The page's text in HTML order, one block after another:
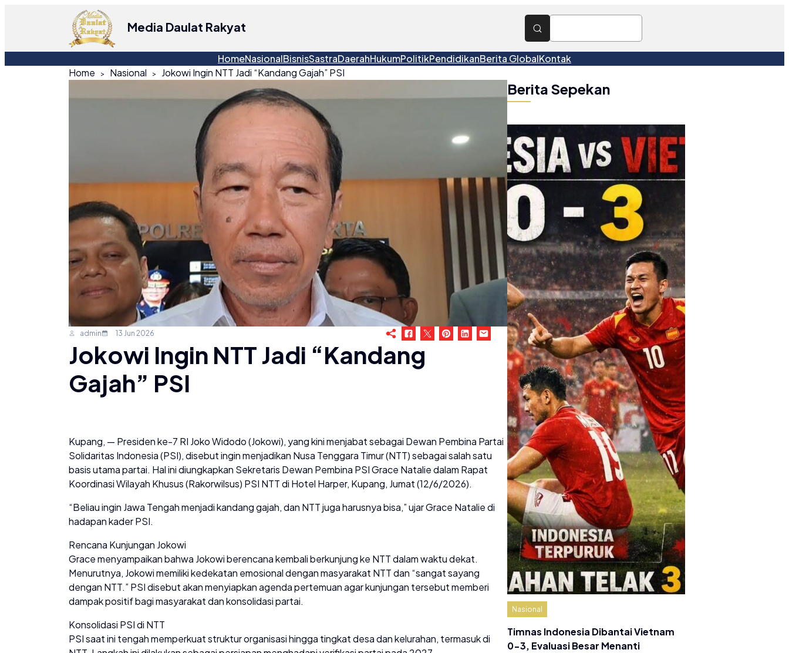
Media Daulat Rakyat
HomeNasionalBisnisSastraDaerahHukumPolitikPendidikanBerita GlobalKontak
Home
Nasional Jokowi Ingin NTT Jadi “Kandang Gajah” PSI
admin 13 Jun 2026
Jokowi Ingin NTT Jadi “Kandang
Gajah” PSI
Kupang, — Presiden ke-7 RI Joko Widodo (Jokowi), yang kini menjabat sebagai Dewan Pembina Partai
Solidaritas Indonesia (PSI), disebut ingin menjadikan Nusa Tenggara Timur (NTT) sebagai salah satu
basis utama partai. Hal ini diungkapkan Sekretaris Dewan Pembina PSI Grace Natalie dalam Rapat
Koordinasi Wilayah Khusus (Rakorwilsus) PSI NTT di Hotel Harper, Kupang, Jumat (12/6/2026).
“Beliau ingin Jawa Tengah menjadi kandang gajah, dan NTT juga harusnya bisa,” ujar Grace Natalie di
hadapan kader PSI.
Rencana Kunjungan Jokowi
Grace menyampaikan bahwa Jokowi berencana kembali berkunjung ke NTT dalam waktu dekat.
Menurutnya, Jokowi memiliki kedekatan emosional dengan masyarakat NTT dan “sangat sayang
dengan NTT.” PSI disebut akan menyiapkan agenda pertemuan agar kunjungan tersebut memberi
dampak positif bagi masyarakat dan konsolidasi partai.
Konsolidasi PSI di NTT
PSI saat ini tengah memperkuat struktur organisasi hingga tingkat desa dan kelurahan, termasuk di
Berita Sepekan
Nasional
Timnas Indonesia Dibantai Vietnam
0-3, Evaluasi Besar Menanti